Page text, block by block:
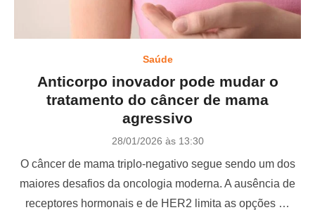
Saúde
Anticorpo inovador pode mudar o
tratamento do câncer de mama
agressivo
P
s
t
e
d
28/01/2026 às 13:30
O câncer de mama triplo-negativo segue sendo um dos
maiores desafios da oncologia moderna. A ausência de
receptores hormonais e de HER2 limita as opções …